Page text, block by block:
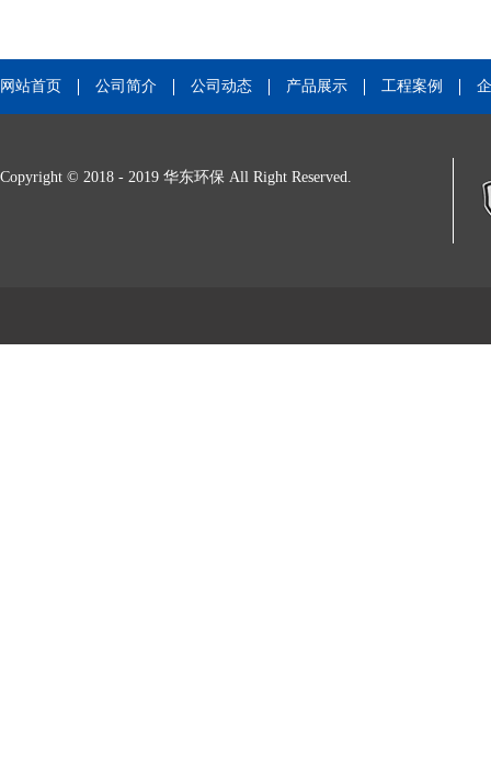
网站首页 公司简介 公司动态 产品展示 工程案例
Copyright © 2018 - 2019 华东环保 All Right Reserved.